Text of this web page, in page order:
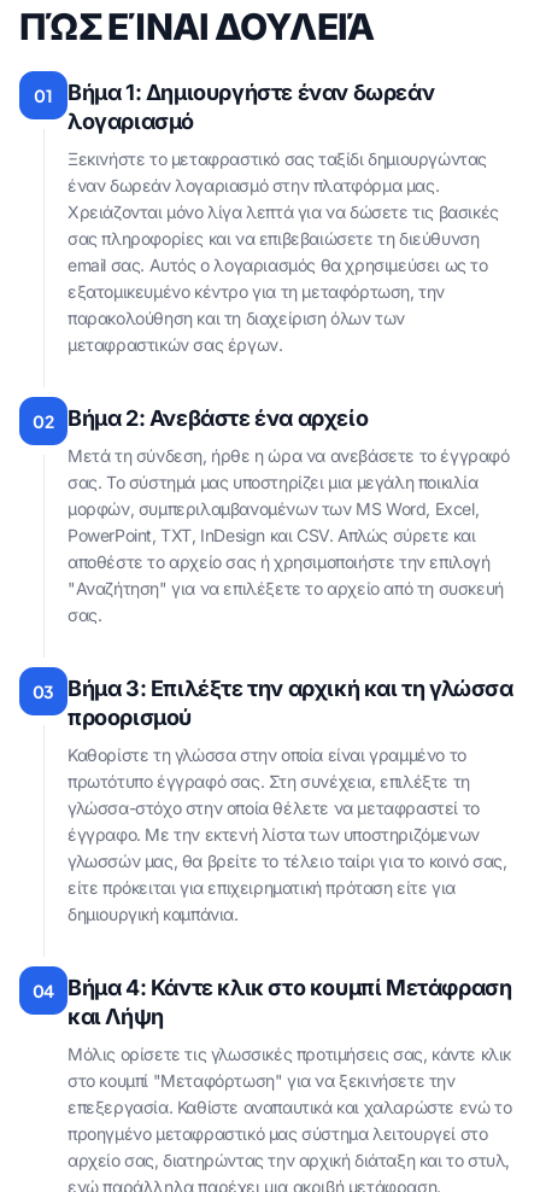
ΠΏΣ ΕΊΝΑΙ ΔΟΥΛΕΙΆ
01
Βήμα 1: Δημιουργήστε έναν δωρεάν
λογαριασμό
Ξεκινήστε το μεταφραστικό σας ταξίδι δημιουργώντας
έναν δωρεάν λογαριασμό στην πλατφόρμα μας.
Χρειάζονται μόνο λίγα λεπτά για να δώσετε τις βασικές
σας πληροφορίες και να επιβεβαιώσετε τη διεύθυνση
email σας. Αυτός ο λογαριασμός θα χρησιμεύσει ως το
εξατομικευμένο κέντρο για τη μεταφόρτωση, την
παρακολούθηση και τη διαχείριση όλων των
μεταφραστικών σας έργων.
02 Βήμα 2: Ανεβάστε ένα αρχείο
Μετά τη σύνδεση, ήρθε η ώρα να ανεβάσετε το έγγραφό
σας. Το σύστημά μας υποστηρίζει μια μεγάλη ποικιλία
μορφών, συμπεριλαμβανομένων των MS Word, Excel,
PowerPoint, TXT, InDesign και CSV. Απλώς σύρετε και
αποθέστε το αρχείο σας ή χρησιμοποιήστε την επιλογή
"Αναζήτηση" για να επιλέξετε το αρχείο από τη συσκευή
σας.
03
Βήμα 3: Επιλέξτε την αρχική και τη γλώσσα
προορισμού
Καθορίστε τη γλώσσα στην οποία είναι γραμμένο το
πρωτότυπο έγγραφό σας. Στη συνέχεια, επιλέξτε τη
γλώσσα-στόχο στην οποία θέλετε να μεταφραστεί το
έγγραφο. Με την εκτενή λίστα των υποστηριζόμενων
γλωσσών μας, θα βρείτε το τέλειο ταίρι για το κοινό σας,
είτε πρόκειται για επιχειρηματική πρόταση είτε για
δημιουργική καμπάνια.
04
Βήμα 4: Κάντε κλικ στο κουμπί Μετάφραση
και Λήψη
Μόλις ορίσετε τις γλωσσικές προτιμήσεις σας, κάντε κλικ
στο κουμπί "Μεταφόρτωση" για να ξεκινήσετε την
επεξεργασία. Καθίστε αναπαυτικά και χαλαρώστε ενώ το
προηγμένο μεταφραστικό μας σύστημα λειτουργεί στο
αρχείο σας, διατηρώντας την αρχική διάταξη και το στυλ,
ενώ παράλληλα παρέχει μια ακριβή μετάφραση.